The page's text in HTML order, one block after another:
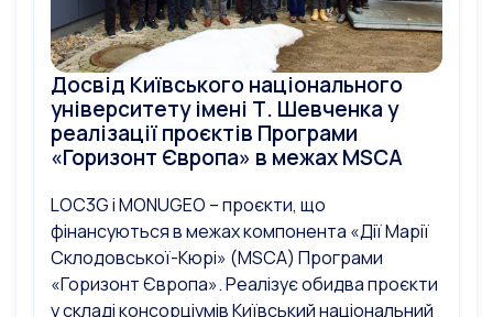
Досвід Київського національного
університету імені Т. Шевченка у
реалізації проєктів Програми
«Горизонт Європа» в межах MSCA
LOC3G і MONUGEO – проєкти, що
фінансуються в межах компонента «Дії Марії
Склодовської-Кюрі» (MSCA) Програми
«Горизонт Європа». Реалізує обидва проєкти
у складі консорціумів Київський національний